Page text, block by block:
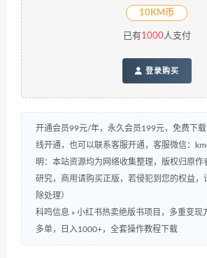
10KM币
已有 1000人支付
登录购买
开通会员99元/年，永久会员199元，免费下
线开通，也可以联系客服开通，客服微信：
明：本站资源均为网络收集整理，版权归原作
研究，商用请购买正版，若侵犯到您的权益，
除处理）
科鸣信息 » 小红书热卖绝版书项目，多重变现
多单，日入1000+，全套操作教程下载